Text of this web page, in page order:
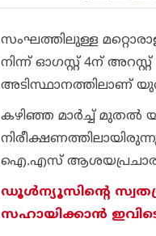
സംഘത്തിലുള്ള
നിന്ന് ഓഗസ്റ്റ് 4ന്
അടിസ്ഥാനത്തിലാണ്
കഴിഞ്ഞ മാര്‍ച്ച്
ഐ.എസ്
ഡൂള്‍ന്യൂസിന്റെ
സഹായിക്കാന്‍ ഇവിടെ